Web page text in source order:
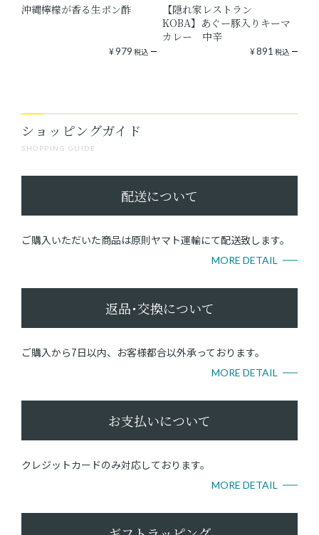
沖縄檸檬が香る生ポン酢
¥979 税込
【隠れ家レストラン
KOBA】あぐー豚入りキーマ
カレー 中辛
¥891 税込
SHOPPING GUIDE
ショッピングガイド
配送について
ご購入いただいた商品は原則ヤマト運輸にて配送致します。
MORE DETAIL
返品･交換について
ご購入から7日以内、お客様都合以外承っております。
MORE DETAIL
お支払いについて
クレジットカードのみ対応しております。
MORE DETAIL